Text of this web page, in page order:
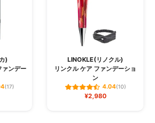
)
ァンデー
(17)
LINOKLE(リノクル)
リンクル ケア ファンデーショ
ン
4.04(10)
¥2,980